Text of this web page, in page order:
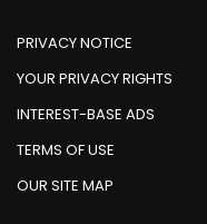
PRIVACY NOTICE
YOUR PRIVACY RIGHTS
INTEREST-BASE ADS
TERMS OF USE
OUR SITE MAP